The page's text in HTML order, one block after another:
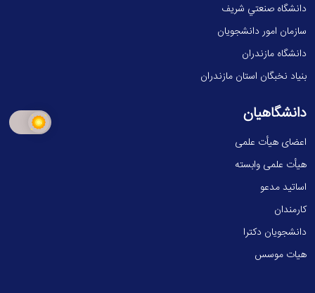
دانشگاه صنعتي شريف
سازمان امور دانشجویان
دانشگاه مازندران
بنیاد نخبگان استان مازندران
دانشگاهیان
اعضای هیأت علمی
هیأت علمی وابسته
اساتید مدعو
کارمندان
دانشجویان دکترا
هیات موسس